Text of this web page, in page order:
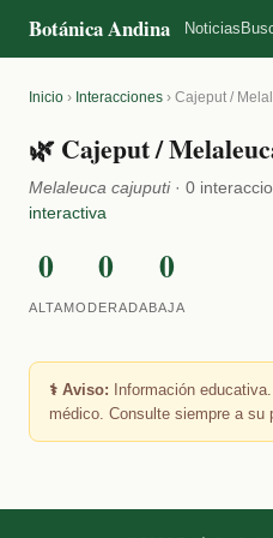
Botánica Andina Noticias
Inicio › Interacciones › Cajeput /
🌿 Cajeput /
Melaleuca cajuputi· 0
interactiva
0
ALTA
0
MODERADA
0
BAJA
⚕️ Aviso: Información
médico. Consulte siempre a su